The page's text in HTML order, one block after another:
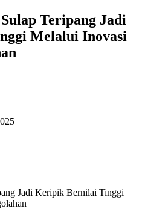
Teripang Jadi
Melalui Inovasi
Jadi Keripik Bernilai Tinggi